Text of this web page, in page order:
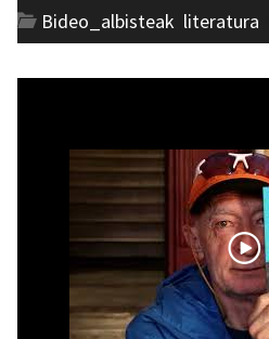
Bideo_albisteak literatura